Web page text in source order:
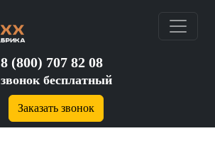
8 (800) 707 82 08
звонок бесплатный
Заказать звонок